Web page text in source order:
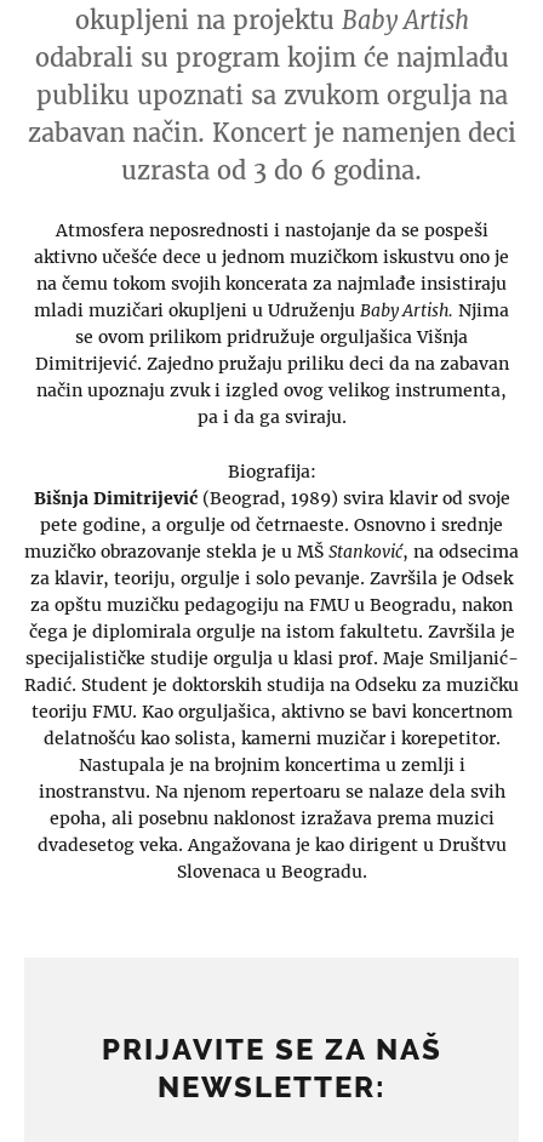
okupljeni na projektu Baby Artish
odabrali su program kojim će najmlađu
publiku upoznati sa zvukom orgulja na
zabavan način. Koncert je namenjen deci
uzrasta od 3 do 6 godina.
Atmosfera neposrednosti i nastojanje da se pospeši
aktivno učešće dece u jednom muzičkom iskustvu ono je
na čemu tokom svojih koncerata za najmlađe insistiraju
mladi muzičari okupljeni u Udruženju Baby Artish. Njima
se ovom prilikom pridružuje orguljašica Višnja
Dimitrijević. Zajedno pružaju priliku deci da na zabavan
način upoznaju zvuk i izgled ovog velikog instrumenta,
pa i da ga sviraju.
Biografija:
Bišnja Dimitrijević(Beograd, 1989) svira klavir od svoje
pete godine, a orgulje od četrnaeste. Osnovno i srednje
muzičko obrazovanje stekla je u MŠ Stanković, na odsecima
za klavir, teoriju, orgulje i solo pevanje. Završila je Odsek
za opštu muzičku pedagogiju na FMU u Beogradu, nakon
čega je diplomirala orgulje na istom fakultetu. Završila je
specijalističke studije orgulja u klasi prof. Maje Smiljanić-
Radić. Student je doktorskih studija na Odseku za muzičku
teoriju FMU. Kao orguljašica, aktivno se bavi koncertnom
delatnošću kao solista, kamerni muzičar i korepetitor.
Nastupala je na brojnim koncertima u zemlji i
inostranstvu. Na njenom repertoaru se nalaze dela svih
epoha, ali posebnu naklonost izražava prema muzici
dvadesetog veka. Angažovana je kao dirigent u Društvu
Slovenaca u Beogradu.
PRIJAVITE SE ZA NAŠ
NEWSLETTER: